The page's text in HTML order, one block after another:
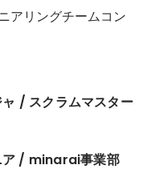
アリングチームコン
/ スクラムマスター
ア / minarai事業部